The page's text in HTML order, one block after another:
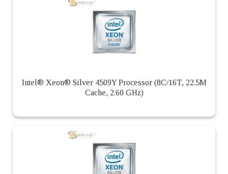
Intel® Xeon® Silver 4509Y Processor (8C/16T, 22.5M
Cache, 2.60 GHz)